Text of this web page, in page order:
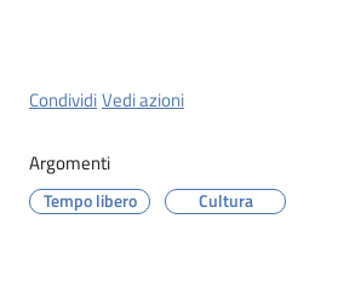
Servizi
CondividiVedi azioni
Argomenti
Tempo libero Cultura